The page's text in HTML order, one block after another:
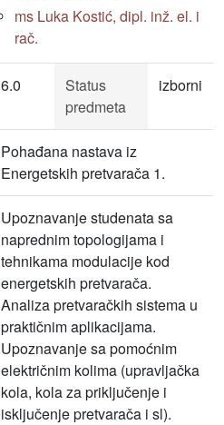
ms Luka Kostić, dipl. inž. el. i
rač.
6.0
Status
predmeta
izborni
Pohađana nastava iz
Energetskih pretvarača 1.
Upoznavanje studenata sa
naprednim topologijama i
tehnikama modulacije kod
energetskih pretvarača.
Analiza pretvaračkih sistema u
praktičnim aplikacijama.
Upoznavanje sa pomoćnim
električnim kolima (upravljačka
kola, kola za priključenje i
isključenje pretvarača i sl).